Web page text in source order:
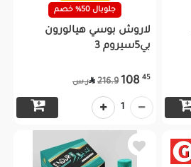
جلوبال 50% خصم
لاروش بوسي هيالورون
بي5سيروم 3
45
108
 216.9 ر.س
1